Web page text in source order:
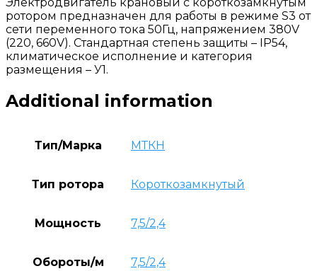
ротором предназначен для работы в режиме S3 от
сети переменного тока 50Гц, напряжением 380V
(220, 660V). Стандартная степень защиты – IP54,
климатическое исполнение и категория
размещения – У1.
Additional information
Тип/Марка МТКН
Тип ротора Короткозамкнутый
Мощность 7,5/2,4
Обороты/м 7,5/2,4